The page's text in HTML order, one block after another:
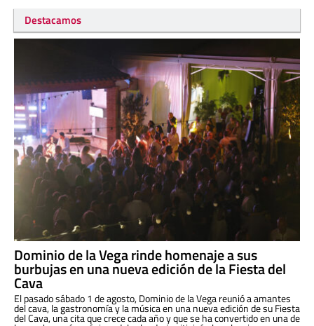
Destacamos
Dominio de la Vega rinde homenaje a sus
burbujas en una nueva edición de la Fiesta del
Cava
El pasado sábado 1 de agosto, Dominio de la Vega reunió a amantes
del cava, la gastronomía y la música en una nueva edición de su Fiesta
del Cava, una cita que crece cada año y que se ha convertido en una de